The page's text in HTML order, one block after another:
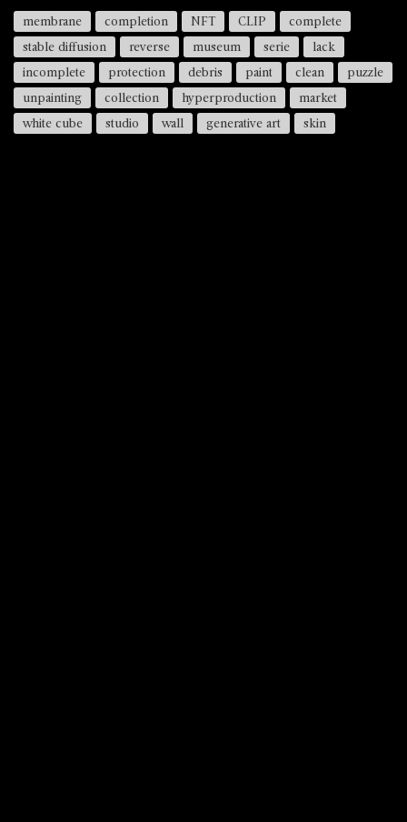
membrane completion NFT CLIP
complete
stable diffusion
reverse museum serie
lack
incomplete
protection debris paint clean
puzzle
unpainting
collection hyperproduction
market
white cube
studio wall generative art skin